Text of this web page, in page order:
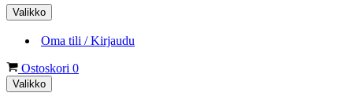
Valikko
Oma tili / Kirjaudu
Ostoskori 0
Valikko